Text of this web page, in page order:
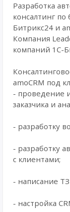
Разработка
консалтинг
Битрикс24 и
Компания
компаний 1С-
amoCRM под
- проведение
заказчика и
- разработку
- разработку
с клиентами;
- написание
- настройка